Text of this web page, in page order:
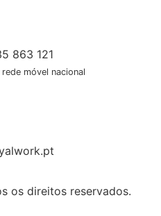
863 121
móvel nacional
os direitos reservados.